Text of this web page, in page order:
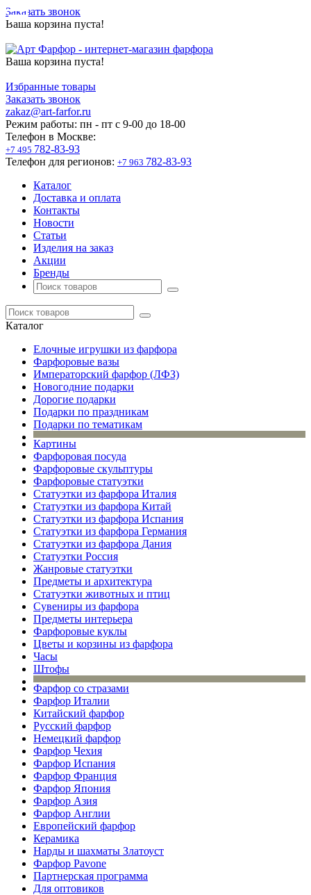
Заказать звонок
Ваша корзина пуста!
Ваша корзина пуста!
Избранные товары
Заказать звонок
zakaz@art-farfor.ru
Режим работы: пн - пт c 9-00 до 18-00
Телефон в Москве:
+7 495 782-83-93
Телефон для регионов: +7 963 782-83-93
Каталог
Доставка и оплата
Контакты
Новости
Статьи
Изделия на заказ
Акции
Бренды
Каталог
Елочные игрушки из фарфора
Фарфоровые вазы
Императорский фарфор (ЛФЗ)
Новогодние подарки
Дорогие подарки
Подарки по праздникам
Подарки по тематикам
Картины
Фарфоровая посуда
Фарфоровые скульптуры
Фарфоровые статуэтки
Статуэтки из фарфора Италия
Статуэтки из фарфора Китай
Статуэтки из фарфора Испания
Статуэтки из фарфора Германия
Статуэтки из фарфора Дания
Статуэтки Россия
Жанровые статуэтки
Предметы и архитектура
Статуэтки животных и птиц
Сувениры из фарфора
Предметы интерьера
Фарфоровые куклы
Цветы и корзины из фарфора
Часы
Штофы
Фарфор со стразами
Фарфор Италии
Китайский фарфор
Русский фарфор
Немецкий фарфор
Фарфор Чехия
Фарфор Испания
Фарфор Франция
Фарфор Япония
Фарфор Азия
Фарфор Англии
Европейский фарфор
Керамика
Нарды и шахматы Златоуст
Фарфор Pavone
Партнерская программа
Для оптовиков